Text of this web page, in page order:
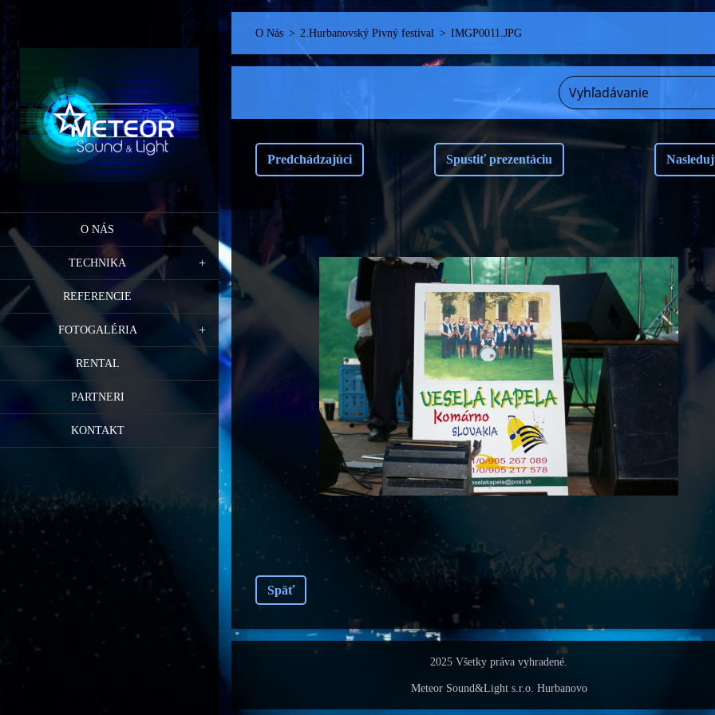
O NÁS
TECHNIKA
REFERENCIE
FOTOGALÉRIA
RENTAL
PARTNERI
KONTAKT
O Nás > 2.Hurbanovský Pivný festival > IMGP0011.JPG
Predchádzajúci Spustiť prezentáciu
Späť
2025 Všetky práva vyhradené.
Meteor Sound&Light s.r.o. Hurbanovo